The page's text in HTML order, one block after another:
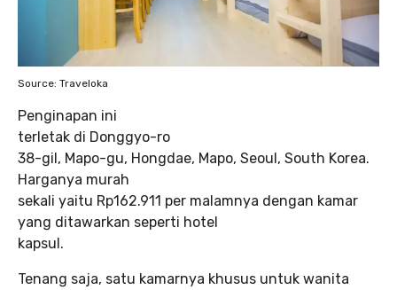
Source: Traveloka
Penginapan ini
terletak di Donggyo-ro
38-gil, Mapo-gu, Hongdae, Mapo, Seoul, South Korea.
Harganya murah
sekali yaitu Rp162.911 per malamnya dengan kamar
yang ditawarkan seperti hotel
kapsul.
Tenang saja, satu kamarnya khusus untuk wanita